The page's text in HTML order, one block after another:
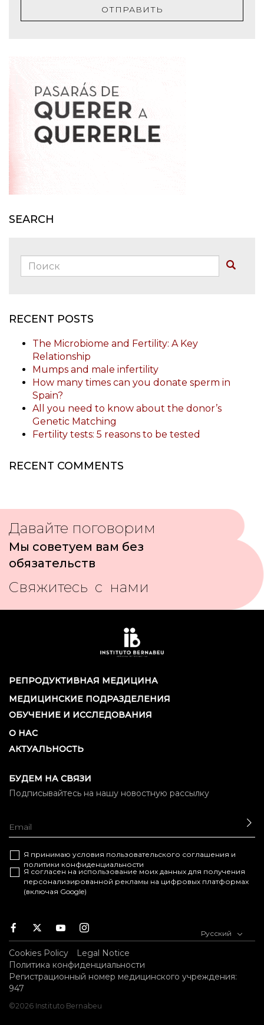
ОТПРАВИТЬ
SEARCH
Поиск:
RECENT POSTS
The Microbiome and Fertility: A Key
Relationship
Mumps and male infertility
How many times can you donate sperm in
Spain?
All you need to know about the donor’s
Genetic Matching
Fertility tests: 5 reasons to be tested
RECENT COMMENTS
Давайте поговорим
Мы советуем вам без
обязательств
Свяжитесь с нами
РЕПРОДУКТИВНАЯ МЕДИЦИНА
МЕДИЦИНСКИЕ ПОДРАЗДЕЛЕНИЯ
ОБУЧЕНИЕ И ИССЛЕДОВАНИЯ
О НАС
АКТУАЛЬНОСТЬ
БУДЕМ НА СВЯЗИ
Подписывайтесь на нашу новостную рассылку
Я принимаю условия пользовательского соглашения и
политики конфиденциальности
Я согласен на использование моих данных для получения
персонализированной рекламы на цифровых платформах
(включая Google)
Facebook
TwitterYoutubeInstagram Русский
Cookies Policy
Legal Notice
Политика конфиденциальности
Регистрационный номер медицинского учреждения:
947
©2026 Instituto Bernabeu